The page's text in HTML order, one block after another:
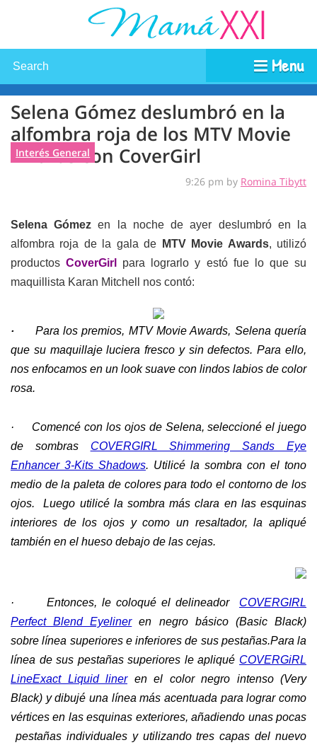
Menu
Selena Gómez deslumbró en la
alfombra roja de los MTV Movie
Awards con CoverGirl
Interés General
9:26 pm by Romina Tibytt
Selena Gómez en la noche de ayer deslumbró en la
alfombra roja de la gala de
MTV Movie Awards, utilizó
productosCoverGirl para lograrlo y estó fue lo que su
maquillista Karan Mitchell nos contó:
·
Para los premios, MTV Movie Awards, Selena quería
que su maquillaje luciera fresco y sin defectos. Para ello,
nos enfocamos en un look suave con lindos labios de color
rosa.
·
Comencé con los ojos de Selena, seleccioné el juego
de sombras COVERGIRL Shimmering Sands Eye
Enhancer 3-Kits Shadows. Utilicé la sombra con el tono
medio de la paleta de colores para todo el contorno de los
ojos. Luego utilicé la sombra más clara en las esquinas
interiores de los ojos y como un resaltador, la apliqué
también en el hueso debajo de las cejas.
· Entonces, le coloqué el delineador COVERGIRL
Perfect Blend Eyelineren negro básico (Basic Black)
sobre línea superiores e inferiores de sus pestañas.Para la
línea de sus pestañas superiores le apliqué COVERGiRL
LineExact Liquid lineren el color negro intenso (Very
Black) y dibujé una línea más acentuada para lograr como
vértices en las esquinas exteriores, añadiendo unas pocas
pestañas individuales y utilizando tres capas del nuevo